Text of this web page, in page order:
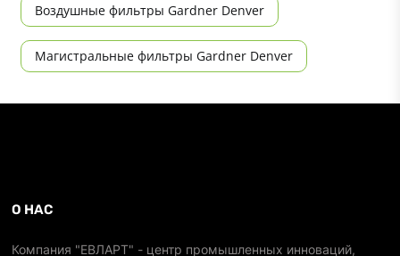
Воздушные фильтры Gardner Denver
Магистральные фильтры Gardner Denver
О НАС
Компания "ЕВЛАРТ" - центр промышленных инноваций,